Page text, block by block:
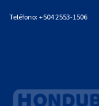
Teléfono: +504 2553-1506